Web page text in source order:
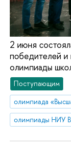
2 июня
победителей
олимпиады
Поступающим
олимпиада
олимпиады НИУ